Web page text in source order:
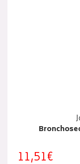
11,51€